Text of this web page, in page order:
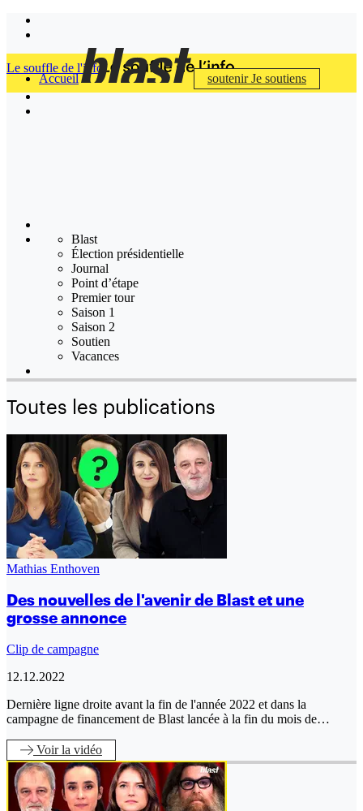
Accueil soutenirJe soutiens
Le souffle de l'info
Blast
Élection présidentielle
Journal
Point d’étape
Premier tour
Saison 1
Saison 2
Soutien
Vacances
Toutes les publications
Mathias Enthoven
Des nouvelles de l'avenir de Blast et une
grosse annonce
Clip de campagne
12.12.2022
Dernière ligne droite avant la fin de l'année 2022 et dans la
campagne de financement de Blast lancée à la fin du mois de…
Voirla vidéo